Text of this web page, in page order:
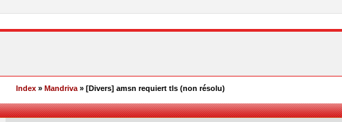
Index » Mandriva » [Divers] amsn requiert tls (non résolu)